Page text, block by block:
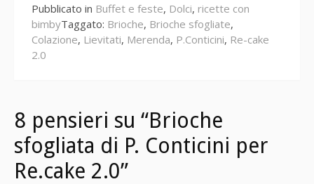
Pubblicato in Buffet e feste, Dolci, ricette con
bimbyTaggato: Brioche, Brioche sfogliate,
Colazione, Lievitati, Merenda, P.Conticini, Re-cake
2.0
8 pensieri su “Brioche
sfogliata di P. Conticini per
Re.cake 2.0”